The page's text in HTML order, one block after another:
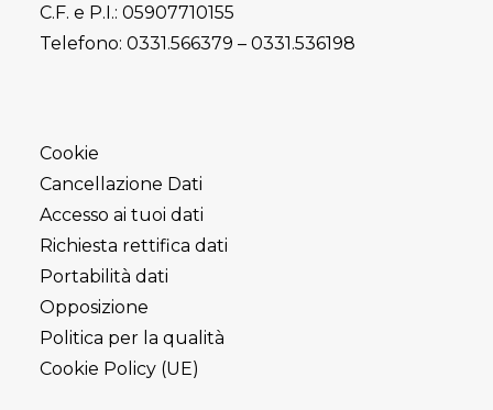
C.F. e P.I.: 05907710155
Telefono: 0331.566379 – 0331.536198
Cookie
Cancellazione Dati
Accesso ai tuoi dati
Richiesta rettifica dati
Portabilità dati
Opposizione
Politica per la qualità
Cookie Policy (UE)